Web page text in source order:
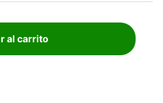
al carrito